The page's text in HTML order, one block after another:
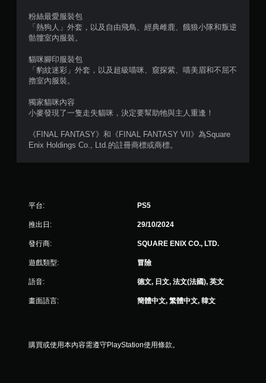
粉絲最愛服裝包
「熱狗人」外套，以及自由飛鳥、經典雌鹿、餓狼小隊和叛逆
骷髏室內服裝。
貓咪腳印服裝包
「豹紋迷彩」外套，以及超級喵咪、窺探紫、喵美眉和不屈不
擼室內服裝。
獨家貓咪內容
小麥發現了一隻走失貓咪，決定要幫助牠與主人重逢！
《FINAL FANTASY》和《FINAL FANTASY VII》為Square
Enix Holdings Co., Ltd.的註冊商標或商標。
平台: PS5
推出日: 29/10/2024
發行商: SQUARE ENIX CO., LTD.
遊戲類型: 冒險
語音: 德文, 日文, 法文(法國), 英文
畫面語言: 簡體中文, 繁體中文, 韓文
購買或使用本內容需遵守PlayStation使用條款。